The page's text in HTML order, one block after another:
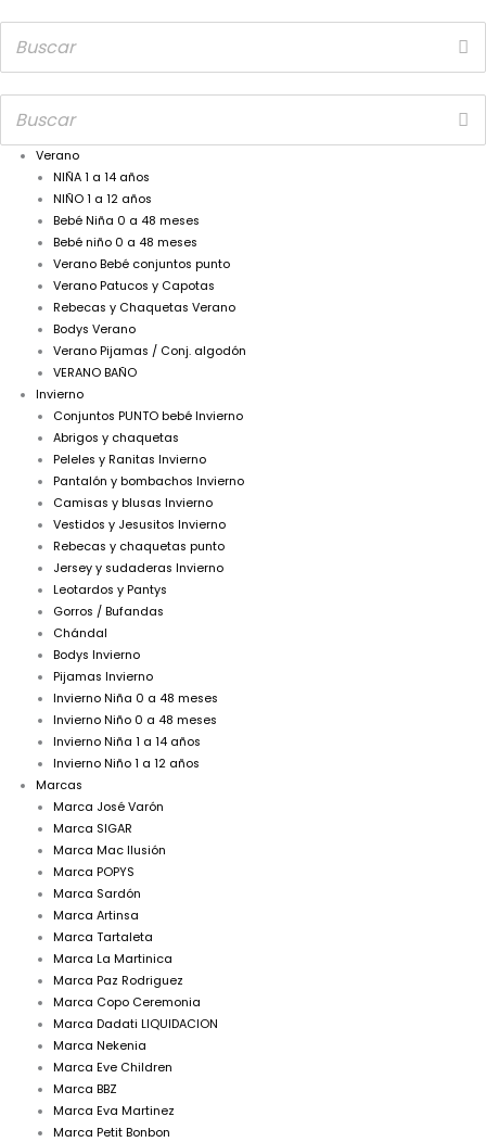
Verano
NIÑA 1 a 14 años
NIÑO 1 a 12 años
Bebé Niña 0 a 48 meses
Bebé niño 0 a 48 meses
Verano Bebé conjuntos punto
Verano Patucos y Capotas
Rebecas y Chaquetas Verano
Bodys Verano
Verano Pijamas / Conj. algodón
VERANO BAÑO
Invierno
Conjuntos PUNTO bebé Invierno
Abrigos y chaquetas
Peleles y Ranitas Invierno
Pantalón y bombachos Invierno
Camisas y blusas Invierno
Vestidos y Jesusitos Invierno
Rebecas y chaquetas punto
Jersey y sudaderas Invierno
Leotardos y Pantys
Gorros / Bufandas
Chándal
Bodys Invierno
Pijamas Invierno
Invierno Niña 0 a 48 meses
Invierno Niño 0 a 48 meses
Invierno Niña 1 a 14 años
Invierno Niño 1 a 12 años
Marcas
Marca José Varón
Marca SIGAR
Marca Mac Ilusión
Marca POPYS
Marca Sardón
Marca Artinsa
Marca Tartaleta
Marca La Martinica
Marca Paz Rodriguez
Marca Copo Ceremonia
Marca Dadati LIQUIDACION
Marca Nekenia
Marca Eve Children
Marca BBZ
Marca Eva Martinez
Marca Petit Bonbon